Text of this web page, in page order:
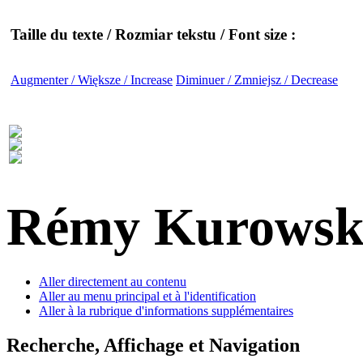
Taille du texte / Rozmiar tekstu / Font size :
Augmenter / Większe / Increase Diminuer / Zmniejsz / Decrease
Rémy
Aller directement au contenu
Aller au menu principal et à l'identification
Aller à la rubrique d'informations supplémentaires
Recherche, Affichage et Navigation